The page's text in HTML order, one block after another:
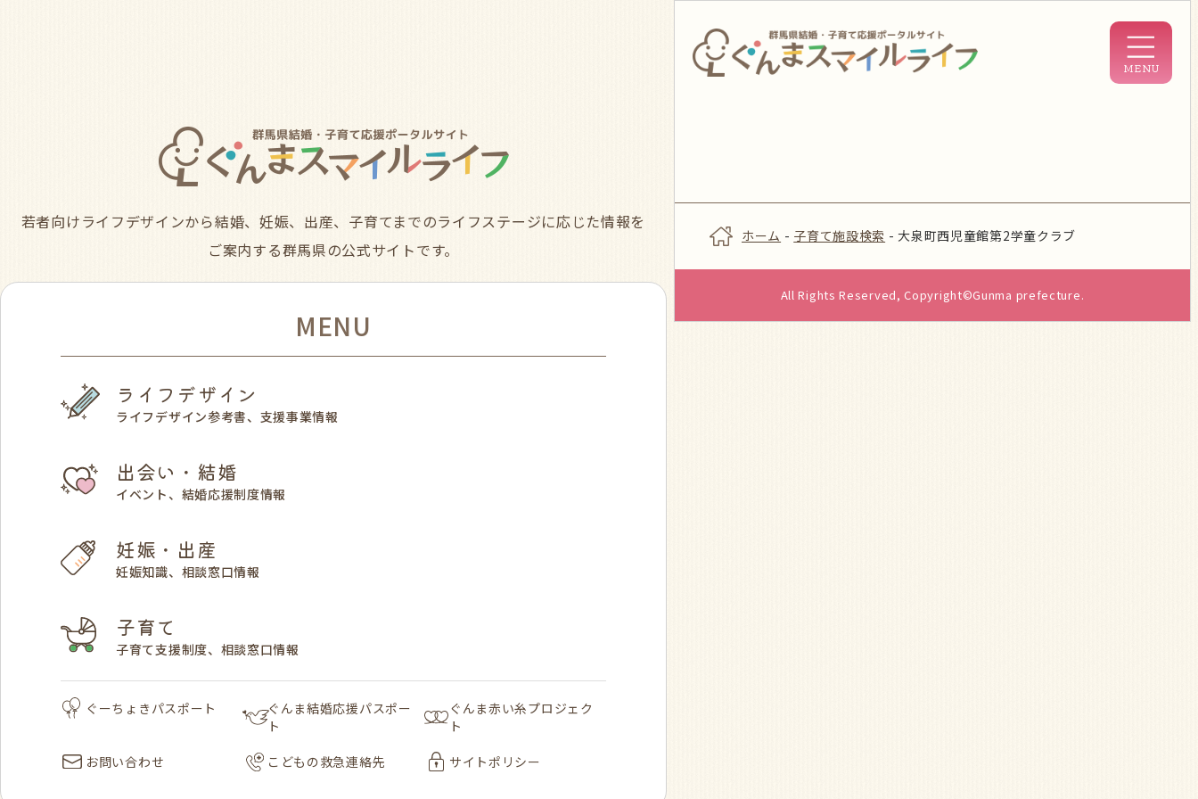
若者向けライフデザインから結婚、妊娠、出産、子育てまでのライフステージに応じた情報を
ご案内する群馬県の公式サイトです。
MENU
ライフデザイン
ライフデザイン参考書、支援事業情報
出会い・結婚
イベント、結婚応援制度情報
妊娠・出産
妊娠知識、相談窓口情報
子育て
子育て支援制度、相談窓口情報
ぐーちょきパスポート
ぐんま結婚応援パスポー
ト
ぐんま赤い糸プロジェク
ト
お問い合わせ
こどもの救急連絡先 サイトポリシー
ホーム - 子育て施設検索 -大泉町西児童館第2学童クラブ
All Rights Reserved, Copyright©Gunma prefecture.